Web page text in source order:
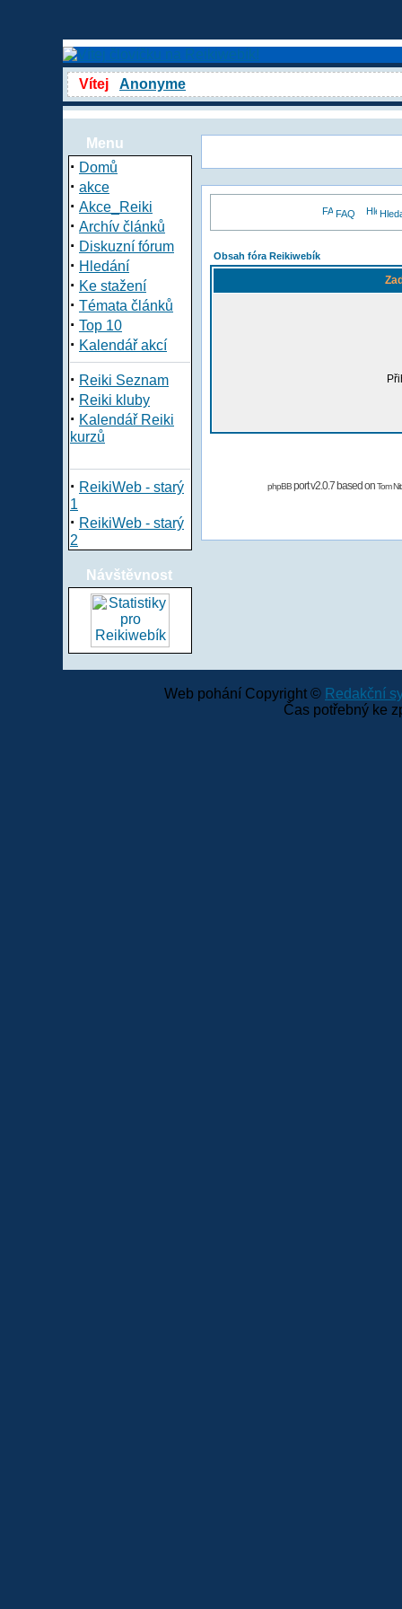
Vítej Anonyme
Menu
· Domů
· akce
· Akce_Reiki
· Archív článků
· Diskuzní fórum
· Hledání
· Ke stažení
· Témata článků
· Top 10
· Kalendář akcí
· Reiki Seznam
· Reiki kluby
· Kalendář Reiki
kurzů
· ReikiWeb - starý
1
· ReikiWeb - starý
2
Návštěvnost
FAQ
Obsah fóra Reikiwebík
phpBBport v2.0.7 based onTom
Web pohání Copyright © Redakční
Čas potřebný ke